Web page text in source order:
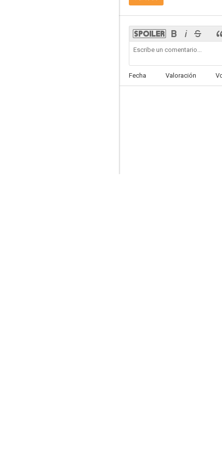
--
Fecha Valoración